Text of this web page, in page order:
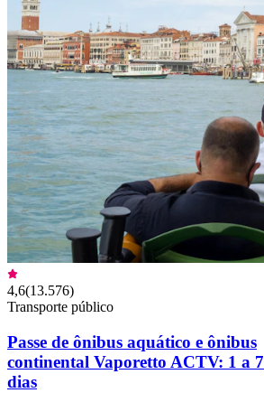
4,6(13.576)
Transporte público
Passe de ônibus aquático e ônibus
continental Vaporetto ACTV: 1 a 7
dias